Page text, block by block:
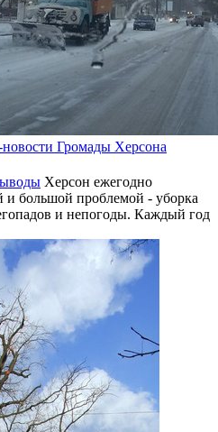
Громады Херсона
Херсон ежегодно
и большой проблемой - уборка
и непогоды. Каждый год